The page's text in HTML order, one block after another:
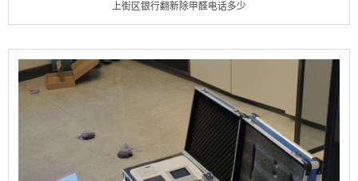
上街区银行翻新除甲醛电话多少